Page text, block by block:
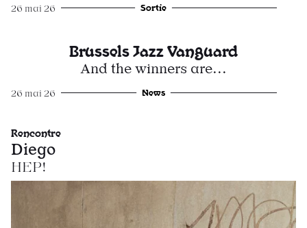
26 mai 26 Sortie
Brussels Jazz Vanguard
And the winners are...
26 mai 26 News
Rencontre
Diego
HEP!